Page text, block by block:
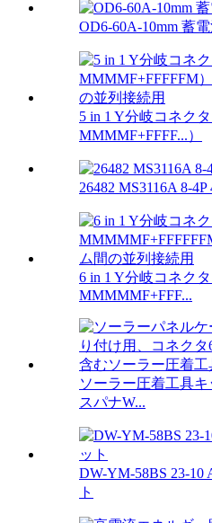
OD6-60A-10mm 蓄
5 in 1 Y分岐コネクタ
MMMMF+FFFF...）
26482 MS3116A 8-
6 in 1 Y分岐コネクタ
MMMMMF+FFF...
ソーラー圧着工具キ
スパナW...
DW-YM-58BS 23-10
ト